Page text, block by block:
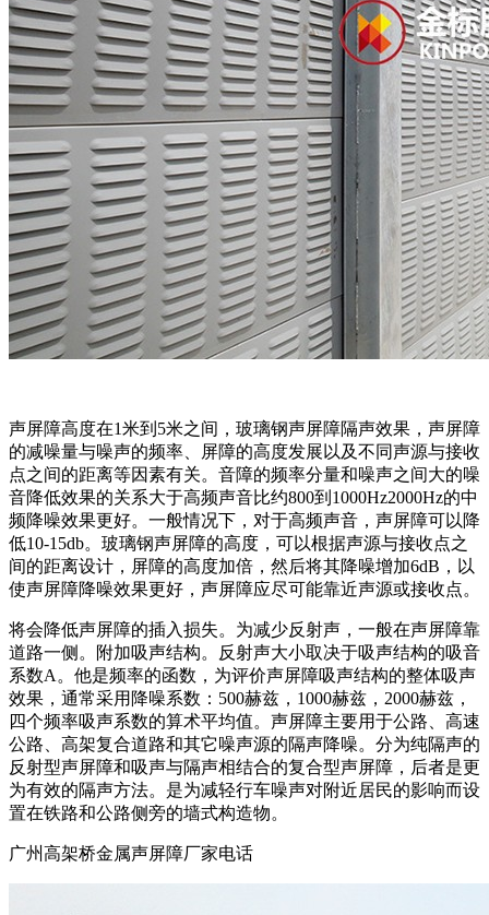
声屏障高度在1米到5米之间，玻璃钢声屏障隔声效果，声屏障
的减噪量与噪声的频率、屏障的高度发展以及不同声源与接收
点之间的距离等因素有关。音障的频率分量和噪声之间大的噪
音降低效果的关系大于高频声音比约800到1000Hz2000Hz的中
频降噪效果更好。一般情况下，对于高频声音，声屏障可以降
低10-15db。玻璃钢声屏障的高度，可以根据声源与接收点之
间的距离设计，屏障的高度加倍，然后将其降噪增加6dB，以
使声屏障降噪效果更好，声屏障应尽可能靠近声源或接收点。
将会降低声屏障的插入损失。为减少反射声，一般在声屏障靠
道路一侧。附加吸声结构。反射声大小取决于吸声结构的吸音
系数A。他是频率的函数，为评价声屏障吸声结构的整体吸声
效果，通常采用降噪系数：500赫兹，1000赫兹，2000赫兹，
四个频率吸声系数的算术平均值。声屏障主要用于公路、高速
公路、高架复合道路和其它噪声源的隔声降噪。分为纯隔声的
反射型声屏障和吸声与隔声相结合的复合型声屏障，后者是更
为有效的隔声方法。是为减轻行车噪声对附近居民的影响而设
置在铁路和公路侧旁的墙式构造物。
广州高架桥金属声屏障厂家电话